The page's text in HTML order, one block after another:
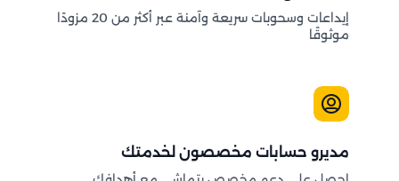
إيداعات وسحوبات سريعة وآمنة عبر أكثر من 20 مزودًا
موثوقًا
مديرو حسابات مخصصون لخدمتك